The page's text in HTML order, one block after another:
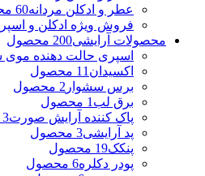
عطر و ادکلن مردانه60 محصول
فروش ویژه ادکلن و
محصولات آرایشی200 محصول
اسپری حالت دهنده موی
اکسیدان 11 محصول
برس سشوار 2 محصول
برق لب 1 محصول
پاک کننده آرایش صورت3 محصول
پد آرایشی3 محصول
پنکک19 محصول
پودر دکلره6 محصول